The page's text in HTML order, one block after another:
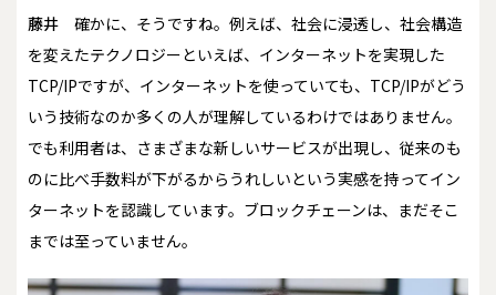
藤井 確かに、そうですね。例えば、社会に浸透し、社会構造
を変えたテクノロジーといえば、インターネットを実現した
TCP/IPですが、インターネットを使っていても、TCP/IPがどう
いう技術なのか多くの人が理解しているわけではありません。
でも利用者は、さまざまな新しいサービスが出現し、従来のも
のに比べ手数料が下がるからうれしいという実感を持ってイン
ターネットを認識しています。ブロックチェーンは、まだそこ
までは至っていません。